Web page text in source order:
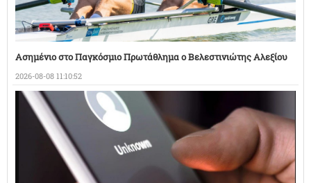
Ασημένιο στο Παγκόσμιο Πρωτάθλημα ο Βελεστινιώτης Αλεξίου
2026-08-08 11:10:52